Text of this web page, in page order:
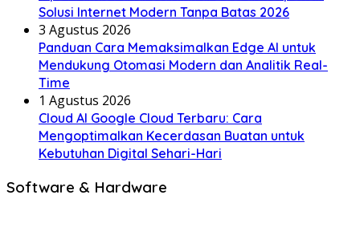
Solusi Internet Modern Tanpa Batas 2026
3 Agustus 2026
Panduan Cara Memaksimalkan Edge AI untuk
Mendukung Otomasi Modern dan Analitik Real-
Time
1 Agustus 2026
Cloud AI Google Cloud Terbaru: Cara
Mengoptimalkan Kecerdasan Buatan untuk
Kebutuhan Digital Sehari-Hari
Software & Hardware